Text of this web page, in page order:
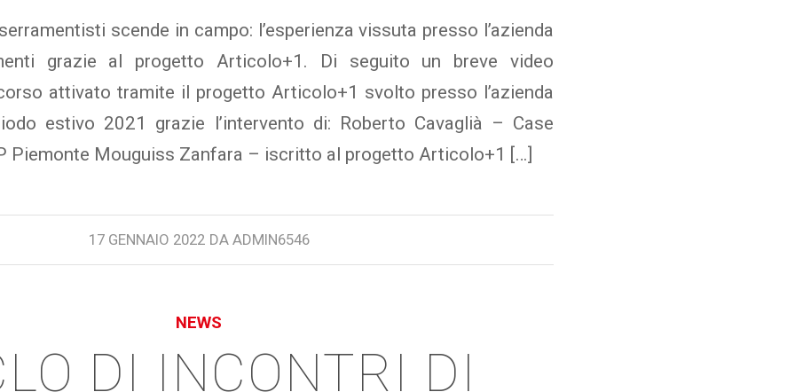
scende in campo: l’esperienza vissuta presso l’azienda
grazie al progetto Articolo+1. Di seguito un breve video
attivato tramite il progetto Articolo+1 svolto presso l’azienda
estivo 2021 grazie l’intervento di: Roberto Cavaglià – Case
Piemonte Mouguiss Zanfara – iscritto al progetto Articolo+1 […]
17 GENNAIO 2022 DA ADMIN6546
NEWS
DI INCONTRI DI